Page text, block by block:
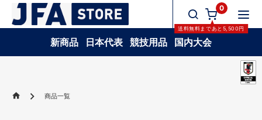
0
送料無料まであと 5,500円
新商品 日本代表 競技用品 国内大会
商品一覧